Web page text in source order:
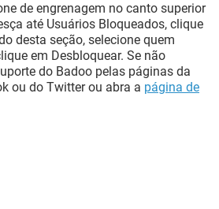
de engrenagem no canto superior
até Usuários Bloqueados, clique
desta seção, selecione quem
em Desbloquear. Se não
do Badoo pelas páginas da
ou do Twitter ou abra a página de